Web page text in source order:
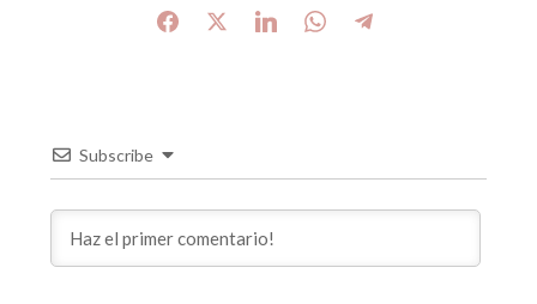
Subscribe